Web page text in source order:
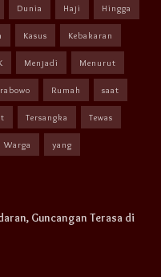
Dunia Haji Hingga
Kasus Kebakaran
Menjadi Menurut
Rumah saat
Tersangka Tewas
Warga yang
Guncangan Terasa di